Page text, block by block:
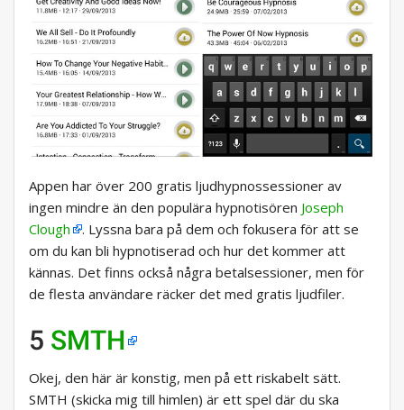
Appen har över 200 gratis ljudhypnossessioner av
ingen mindre än den populära hypnotisören Joseph
Clough
. Lyssna bara på dem och fokusera för att se
om du kan bli hypnotiserad och hur det kommer att
kännas. Det finns också några betalsessioner, men för
de flesta användare räcker det med gratis ljudfiler.
5 SMTH
Okej, den här är konstig, men på ett riskabelt sätt.
SMTH (skicka mig till himlen) är ett spel där du ska